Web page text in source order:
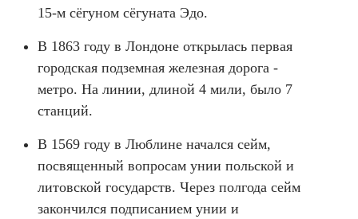
15-м сёгуном сёгуната Эдо.
В 1863 году в Лондоне открылась первая
городская подземная железная дорога -
метро. На линии, длиной 4 мили, было 7
станций.
В 1569 году в Люблине начался сейм,
посвященный вопросам унии польской и
литовской государств. Через полгода сейм
закончился подписанием унии и